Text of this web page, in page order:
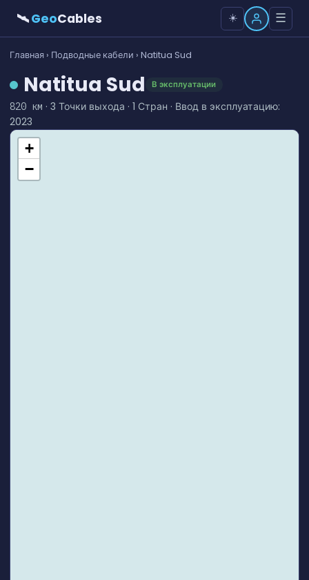
🛰GeoCables ☀️ ☰
Главная› Подводные кабели › Natitua Sud
Natitua Sud В эксплуатации
820 км · 3 Точки выхода · 1 Стран · Ввод в эксплуатацию:
2023
+
−